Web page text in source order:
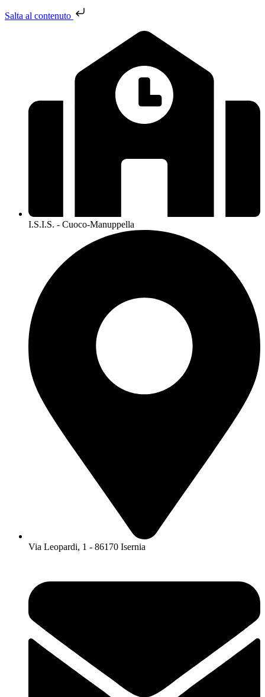
Salta al contenuto
I.S.I.S. - Cuoco-Manuppella
Via Leopardi, 1 - 86170 Isernia